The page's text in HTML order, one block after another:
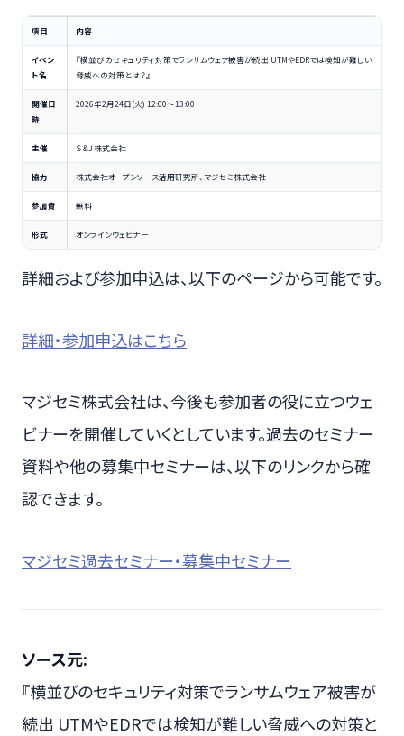
項目 内容
イベン
ト名
『横並びのセキュリティ対策でランサムウェア被害が続出 UTMやEDRでは検知が難しい
脅威への対策とは？』
開催日
時
2026年2月24日(火) 12:00～13:00
主催 Ｓ＆Ｊ株式会社
協力 株式会社オープンソース活用研究所、マジセミ株式会社
参加費 無料
形式 オンラインウェビナー
詳細および参加申込は、以下のページから可能です。
詳細・参加申込はこちら
マジセミ株式会社は、今後も参加者の役に立つウェ
ビナーを開催していくとしています。過去のセミナー
資料や他の募集中セミナーは、以下のリンクから確
認できます。
マジセミ過去セミナー・募集中セミナー
ソース元:
『横並びのセキュリティ対策でランサムウェア被害が
続出 UTMやEDRでは検知が難しい脅威への対策と